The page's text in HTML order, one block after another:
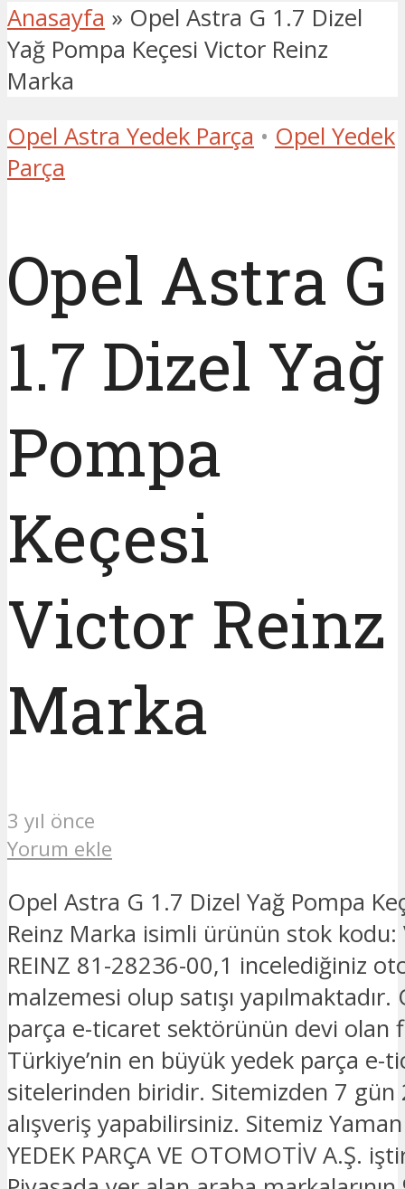
Anasayfa » Opel Astra G 1.7 Dizel
Yağ Pompa Keçesi Victor Reinz
Marka
Opel Astra Yedek Parça • Opel Yedek
Parça
Opel Astra G
1.7 Dizel Yağ
Pompa
Keçesi
Victor Reinz
Marka
3 yıl önce
Yorum ekle
Opel Astra G 1.7 Dizel Yağ Pompa
Reinz Marka isimli ürünün stok kodu:
REINZ 81-28236-00,1 incelediğiniz
malzemesi olup satışı
parça e-ticaret sektörünün devi olan
Türkiye’nin en büyük yedek parça e-
sitelerinden biridir. Sitemizden 7 gün
alışveriş yapabilirsiniz. Sitemiz
YEDEK PARÇA VE OTOMOTİV A.Ş.